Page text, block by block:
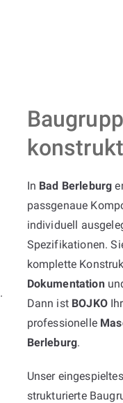
.
In Bad Berleburg
passgenaue
individuell
Spezifikationen.
komplette
Dokumentation
Dann ist BOJKO
professionelle
Berleburg.
Unser
strukturierte